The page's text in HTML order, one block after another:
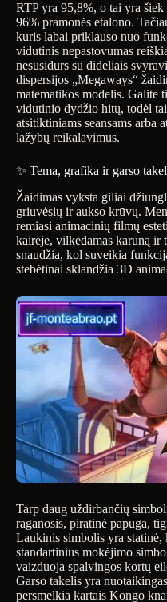
RTP yra 95,8%, o tai yra
96% pramonės etalono.
kuris labai priklauso nuo
vidutinis nepastovumas
nesusidurs su dideliais
dispersijos „Megaways“
matematikos modelis. Galite
vidutinio dydžio hitų, todėl
atsitiktiniams seansams arba
lažybų reikalavimus.
✨ Tema, grafika ir garso
Žaidimas vyksta giliai
griuvėsių ir aukso krūvų.
remiasi animacinių filmų
kairėje, vilkėdamas karūną ir
snaudžia, kol suveikia
stebėtinai sklandžia 3D
Tarp daug uždirbančių
raganosis, piratinė papūga,
Laukinis simbolis yra statinė,
standartinius mokėjimo
vaizduoja spalvingos kortų
Garso takelis yra
persmelkia kartais Kongo